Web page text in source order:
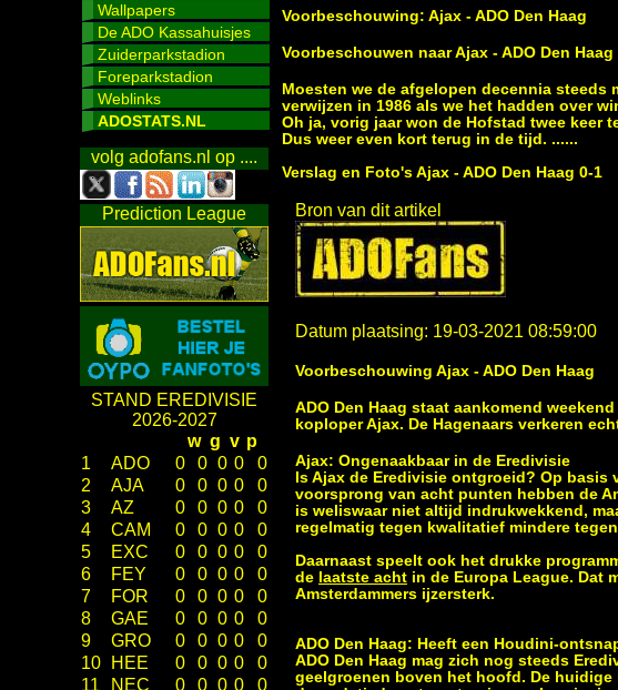
Wallpapers
De ADO Kassahuisjes
Zuiderparkstadion
Foreparkstadion
Weblinks
ADOSTATS.NL
volg adofans.nl op ....
Prediction League
STAND EREDIVISIE
2026-2027
w g v p
1
ADO 0 0 0 0
0
2
AJA 0 0 0 0
0
3
AZ 0 0 0 0
0
4
CAM 0 0 0 0
0
5
EXC 0 0 0 0
0
6
FEY 0 0 0 0
0
7
FOR 0 0 0 0
0
8
GAE 0 0 0 0
0
9
GRO 0 0 0 0
0
10
HEE 0 0 0 0
0
11
NEC 0 0 0 0 0
Voorbeschouwing: Ajax - ADO Den Haag
Voorbeschouwen naar Ajax - ADO Den
Moesten we de afgelopen decennia steeds
verwijzen in 1986 als we het hadden over
Oh ja, vorig jaar won de Hofstad twee keer
Dus weer even kort terug in de tijd. ......
Verslag en Foto's Ajax - ADO Den Haag 0-1
Bron van dit artikel
Datum plaatsing: 19-03-2021 08:59:00
Voorbeschouwing Ajax - ADO Den Haag
ADO Den Haag staat aankomend
koploper Ajax. De Hagenaars verkeren
Ajax: Ongenaakbaar in de Eredivisie
Is Ajax de Eredivisie ontgroeid? Op
voorsprong van acht punten hebben de
is weliswaar niet altijd indrukwekkend,
regelmatig tegen kwalitatief mindere
Daarnaast speelt ook het drukke
de laatste acht in de Europa League. Dat
Amsterdammers ijzersterk.
ADO Den Haag: Heeft een Houdini-
ADO Den Haag mag zich nog steeds
geelgroenen boven het hoofd. De